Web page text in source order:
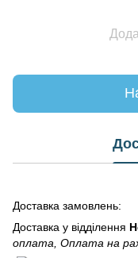
Доставка замовлень:
Доставка у відділення
оплата, Оплата на